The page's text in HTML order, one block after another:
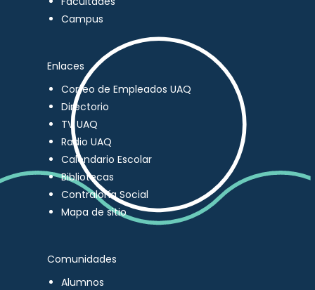
Campus
Enlaces
Correo de Empleados UAQ
Directorio
TV UAQ
Radio UAQ
Calendario Escolar
Bibliotecas
Contraloría Social
Mapa de sitio
Comunidades
Alumnos